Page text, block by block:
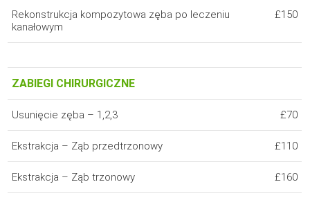
Rekonstrukcja kompozytowa zęba po leczeniu
kanałowym
£150
ZABIEGI CHIRURGICZNE
Usunięcie zęba – 1,2,3 £70
Ekstrakcja – Ząb przedtrzonowy £110
Ekstrakcja – Ząb trzonowy £160